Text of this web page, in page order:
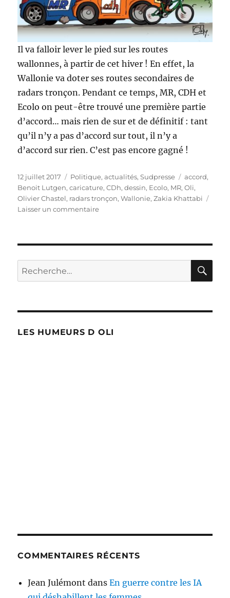
Il va falloir lever le pied sur les routes
wallonnes, à partir de cet hiver ! En effet, la
Wallonie va doter ses routes secondaires de
radars tronçon. Pendant ce temps, MR, CDH et
Ecolo on peut-être trouvé une première partie
d’accord… mais rien de sur et de définitif : tant
qu’il n’y a pas d’accord sur tout, il n’y a
d’accord sur rien. C’est pas encore gagné !
Publié
le
12 juillet 2017 Catégories
Politique, actualités,Sudpresse Étiquettes
accord,
Benoit Lutgen,caricature,CDh,dessin, Ecolo, MR,Oli,
Olivier Chastel, radars tronçon,Wallonie,Zakia Khattabi
Laisser un commentairesur
!
Recherche
pour :
LES HUMEURS D OLI
COMMENTAIRES RÉCENTS
Jean Julémont dansEn guerre contre les IA